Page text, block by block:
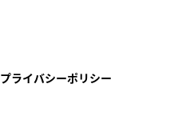
プライバシーポリシー